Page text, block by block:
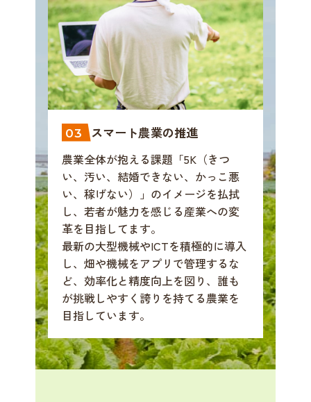
03 スマート農業の推進
農業全体が抱える課題「5K（きつ
い、汚い、結婚できない、かっこ悪
い、稼げない）」のイメージを払拭
し、若者が魅力を感じる産業への変
革を目指してます。
最新の大型機械やICTを積極的に導入
し、畑や機械をアプリで管理するな
ど、効率化と精度向上を図り、誰も
が挑戦しやすく誇りを持てる農業を
目指しています。